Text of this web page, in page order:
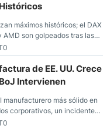
máximos históricos; el DAX
son golpeados tras las
debajo de los $80 con
intentando estabilizarse
que las tasas caen en
de EE. UU. Crece
Intervienen
más sólido en
corporativos, un incidente
mercado del petróleo.